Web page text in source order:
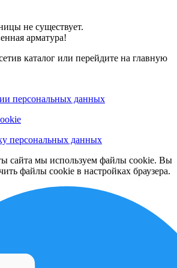
не существует.
арматура!
каталог или перейдите на главную
персональных данных
персональных данных
сайта мы используем файлы cookie. Вы
файлы cookie в настройках браузера.